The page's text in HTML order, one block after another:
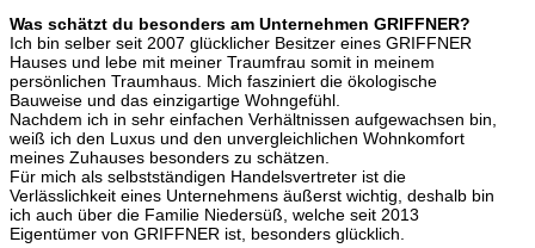
Was schätzt du besonders am Unternehmen GRIFFNER?
Ich bin selber seit 2007 glücklicher Besitzer eines GRIFFNER
Hauses und lebe mit meiner Traumfrau somit in meinem
persönlichen Traumhaus. Mich fasziniert die ökologische
Bauweise und das einzigartige Wohngefühl.
Nachdem ich in sehr einfachen Verhältnissen aufgewachsen bin,
weiß ich den Luxus und den unvergleichlichen Wohnkomfort
meines Zuhauses besonders zu schätzen.
Für mich als selbstständigen Handelsvertreter ist die
Verlässlichkeit eines Unternehmens äußerst wichtig, deshalb bin
ich auch über die Familie Niedersüß, welche seit 2013
Eigentümer von GRIFFNER ist, besonders glücklich.